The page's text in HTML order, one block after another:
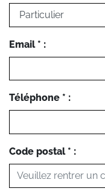
Email * :
Téléphone * :
Code postal * :